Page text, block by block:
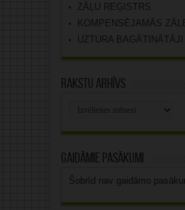
ZĀĻU REĢISTRS
KOMPENSĒJAMĀS
UZTURA BAGĀTINĀTĀJI
Rakstu arhīvs
Gaidāmie pasākumi
Šobrīd nav gaidāmo